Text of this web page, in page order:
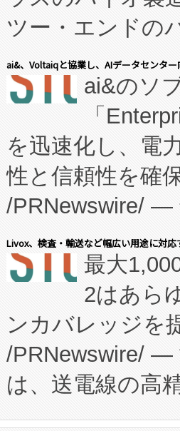
ツー・エンドの
表しました。 同
manufacturing™
たNeXは、バイ
従来のフェッド
に、患者やサプ
キー方式で拡張
す。FCCM‑を活
患者にとっての
のアクセスを大
Fully-Connected
プログラムには
に関する技術移
構造化トレーニ
ai&、Voltaiqと協業し、AIデータセンタ
ai&のソ
「
を迅速化し、電
性と信頼性を確
/PRNewswire/ —
会社エーアイ・
President原信平
ードする
ーエネルギー貯
た。 Voltaiq独自
定、統合、導入
安全性を追跡し
Livox、検査・輸送など幅広い用途に対
最大
2はあら
ンカバレッジを
/PRNewswire/ —
は、送電線の高
や穀物倉庫にお